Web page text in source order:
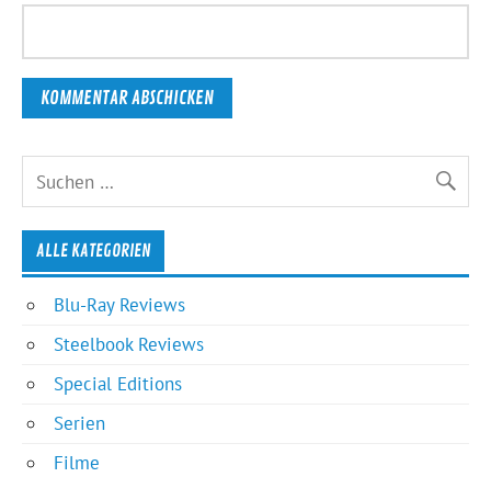
ALLE KATEGORIEN
Blu-Ray Reviews
Steelbook Reviews
Special Editions
Serien
Filme